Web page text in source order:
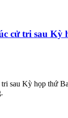
cử tri sau Kỳ
sau Kỳ họp